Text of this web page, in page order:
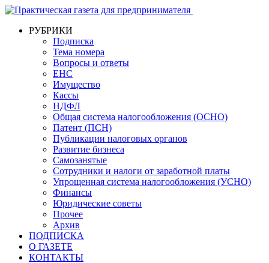
РУБРИКИ
Подписка
Тема номера
Вопросы и ответы
ЕНС
Имущество
Кассы
НДФЛ
Общая система налогообложения (ОСНО)
Патент (ПСН)
Публикации налоговых органов
Развитие бизнеса
Самозанятые
Сотрудники и налоги от заработной платы
Упрощенная система налогообложения (УСНО)
Финансы
Юридические советы
Прочее
Архив
ПОДПИСКА
О ГАЗЕТЕ
КОНТАКТЫ